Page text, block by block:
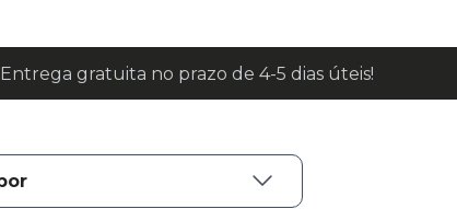
Entrega gratuita no prazo de 4-5 dias úteis!